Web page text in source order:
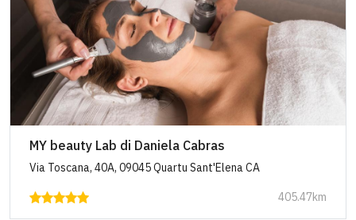
MY beauty Lab di Daniela Cabras
Via Toscana, 40A, 09045 Quartu Sant'Elena CA
405.47km